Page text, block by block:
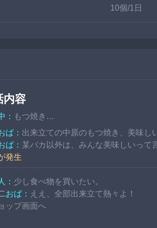
10個/1日
内容
： もつ焼き…
ば： 出来立ての中原のもつ焼き、美味し
ば： 某バカ以外は、みんな美味しいって
発生
： 少し食べ物を買いたい。
おば： ええ、全部出来立て熱々よ！
ップ画面へ